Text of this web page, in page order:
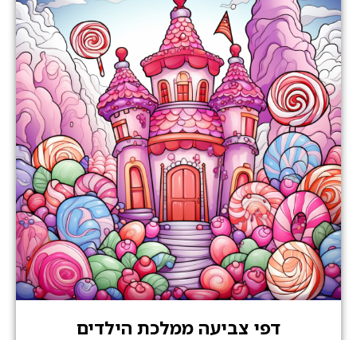
דפי צביעה ממלכת הילדים